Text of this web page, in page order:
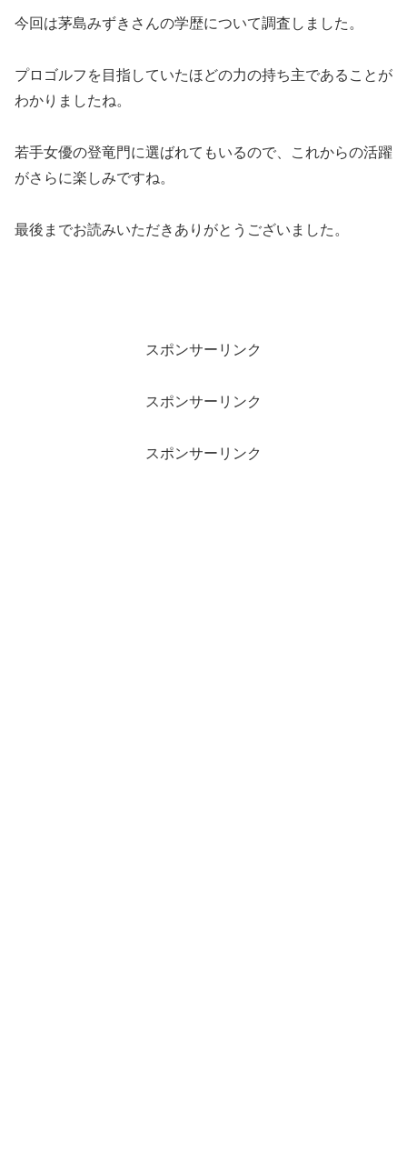
今回は茅島みずきさんの学歴について調査しました。
プロゴルフを目指していたほどの力の持ち主であることが
わかりましたね。
若手女優の登竜門に選ばれてもいるので、これからの活躍
がさらに楽しみですね。
最後までお読みいただきありがとうございました。
スポンサーリンク
スポンサーリンク
スポンサーリンク